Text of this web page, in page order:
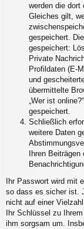
werden die dort
Gleiches gilt,
gespeichert.
gespeichert:
Private
Profildaten (E-
und
übermittelte
„Wer ist
gespeichert.
Schließlich
weitere Daten
Ihren
Ihr Passwort wird mit
so dass es sicher ist.
nicht auf einer
Ihr Schlüssel zu
ihm sorgsam um.